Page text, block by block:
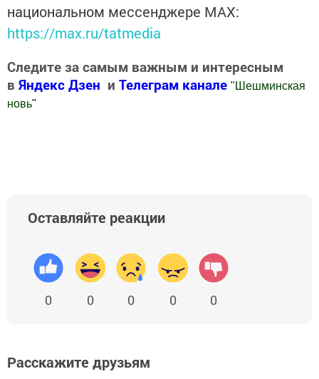
национальном мессенджере MАХ:
https://max.ru/tatmedia
Следите за самым важным и интересным
в Яндекс Дзен и Телеграм канале " Шешминская
новь"
Оставляйте реакции
0 0 0 0 0
Расскажите друзьям